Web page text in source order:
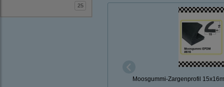
25
Moosgummi-Zargenprofil